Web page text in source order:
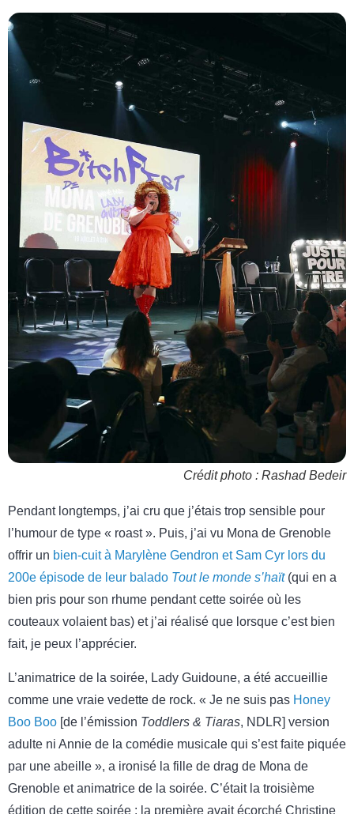
Crédit photo : Rashad Bedeir
Pendant longtemps, j’ai cru que j’étais trop sensible pour
l’humour de type « roast ». Puis, j’ai vu Mona de Grenoble
offrir un bien-cuit à Marylène Gendron et Sam Cyr lors du
200e épisode de leur balado Tout le monde s’haït(qui en a
bien pris pour son rhume pendant cette soirée où les
couteaux volaient bas) et j’ai réalisé que lorsque c’est bien
fait, je peux l’apprécier.
L’animatrice de la soirée, Lady Guidoune, a été accueillie
comme une vraie vedette de rock. « Je ne suis pas Honey
Boo Boo [de l’émission Toddlers & Tiaras, NDLR] version
adulte ni Annie de la comédie musicale qui s’est faite piquée
par une abeille », a ironisé la fille de drag de Mona de
Grenoble et animatrice de la soirée. C’était la troisième
édition de cette soirée : la première avait écorché Christine